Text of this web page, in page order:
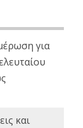
για
και